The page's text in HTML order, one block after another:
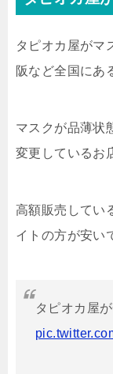
タピオカ屋がマ
阪など全国にあ
マスクが品薄状
変更しているお
高額販売してい
イトの方が安い
タピオカ屋